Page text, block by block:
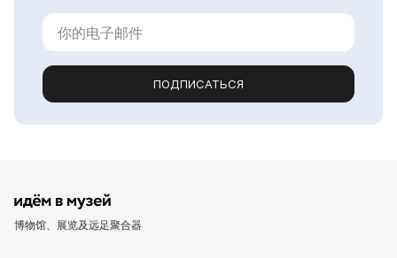
ПОДПИСАТЬСЯ
博物馆、展览及远足聚合器